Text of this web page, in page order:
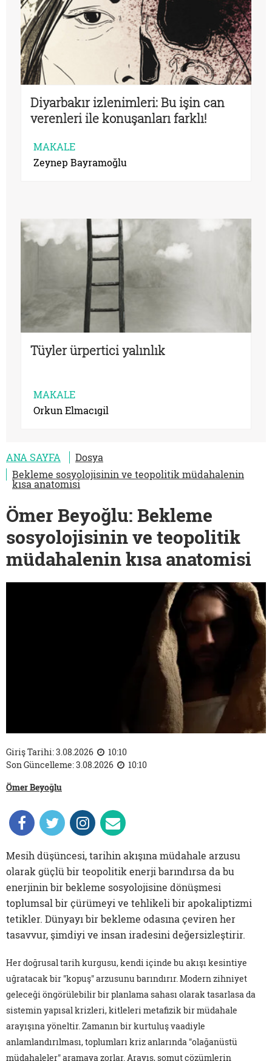
Diyarbakır izlenimleri: Bu işin can
verenleri ile konuşanları farklı!
MAKALE
Zeynep Bayramoğlu
Tüyler ürpertici yalınlık
MAKALE
Orkun Elmacıgil
ANA SAYFA
Dosya
Bekleme sosyolojisinin ve teopolitik müdahalenin
kısa anatomisi
Ömer Beyoğlu: Bekleme
sosyolojisinin ve teopolitik
müdahalenin kısa anatomisi
Giriş Tarihi: 3.08.2026
10:10
Son Güncelleme: 3.08.2026
10:10
Ömer Beyoğlu
Mesih düşüncesi, tarihin akışına müdahale arzusu
olarak güçlü bir teopolitik enerji barındırsa da bu
enerjinin bir bekleme sosyolojisine dönüşmesi
toplumsal bir çürümeyi ve tehlikeli bir apokaliptizmi
tetikler. Dünyayı bir bekleme odasına çeviren her
tasavvur, şimdiyi ve insan iradesini değersizleştirir.
Her doğrusal tarih kurgusu, kendi içinde bu akışı kesintiye
uğratacak bir "kopuş" arzusunu barındırır. Modern zihniyet
geleceği öngörülebilir bir planlama sahası olarak tasarlasa da
sistemin yapısal krizleri, kitleleri metafizik bir müdahale
arayışına yöneltir. Zamanın bir kurtuluş vaadiyle
anlamlandırılması, toplumları kriz anlarında "olağanüstü
müdahaleler" aramaya zorlar. Arayış, somut çözümlerin